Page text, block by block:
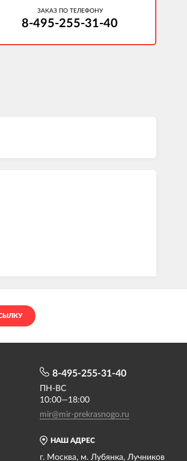
ЗАКАЗ ПО ТЕЛЕФОНУ
8-495-255-31-40
НАШ АДРЕС
г. Москва, м. Лубянка, Лучников
8-495-255-31-40
ПН-ВС
10:00—18:00
mir@mir-prekrasnogo.ru